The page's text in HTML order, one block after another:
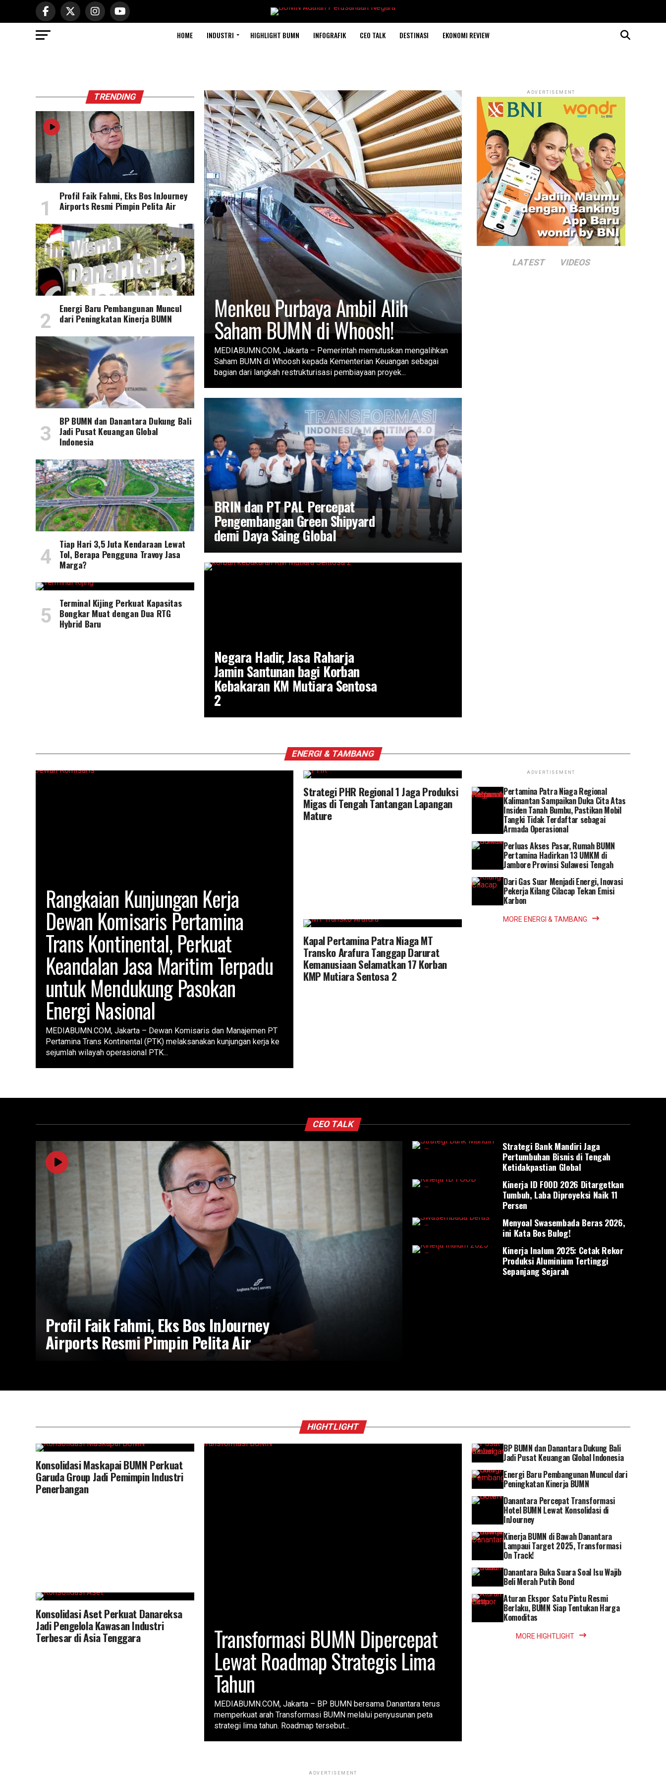
HOME INDUSTRI HIGHLIGHT BUMN INFOGRAFIK CEO TALK DESTINASI EKONOMI REVIEW
Menkeu Purbaya Ambil Alih
Saham BUMN di Whoosh!
MEDIABUMN.COM, Jakarta – Pemerintah memutuskan mengalihkan
Saham BUMN di Whoosh kepada Kementerian Keuangan sebagai
bagian dari langkah restrukturisasi pembiayaan proyek...
BRIN dan PT PAL Percepat
Pengembangan Green Shipyard
demi Daya Saing Global
Negara Hadir, Jasa Raharja
Jamin Santunan bagi Korban
Kebakaran KM Mutiara Sentosa
2
TRENDING
Profil Faik Fahmi, Eks Bos InJourney
Airports Resmi Pimpin Pelita Air
Energi Baru Pembangunan Muncul
dari Peningkatan Kinerja BUMN
BP BUMN dan Danantara Dukung Bali
Jadi Pusat Keuangan Global
Indonesia
Tiap Hari 3,5 Juta Kendaraan Lewat
Tol, Berapa Pengguna Travoy Jasa
Marga?
Terminal Kijing Perkuat Kapasitas
Bongkar Muat dengan Dua RTG
Hybrid Baru
ADVERTISEMENT
LATEST VIDEOS
ENERGI & TAMBANG
Rangkaian Kunjungan Kerja
Dewan Komisaris Pertamina
Trans Kontinental, Perkuat
Keandalan Jasa Maritim Terpadu
untuk Mendukung Pasokan
Energi Nasional
MEDIABUMN.COM, Jakarta – Dewan Komisaris dan Manajemen PT
Pertamina Trans Kontinental (PTK) melaksanakan kunjungan kerja ke
sejumlah wilayah operasional PTK...
Strategi PHR Regional 1 Jaga Produksi
Migas di Tengah Tantangan Lapangan
Mature
Kapal Pertamina Patra Niaga MT
Transko Arafura Tanggap Darurat
Kemanusiaan Selamatkan 17 Korban
KMP Mutiara Sentosa 2
ADVERTISEMENT
Pertamina Patra Niaga Regional
Kalimantan Sampaikan Duka Cita Atas
Insiden Tanah Bumbu, Pastikan Mobil
Tangki Tidak Terdaftar sebagai
Armada Operasional
Perluas Akses Pasar, Rumah BUMN
Pertamina Hadirkan 13 UMKM di
Jambore Provinsi Sulawesi Tengah
Dari Gas Suar Menjadi Energi, Inovasi
Pekerja Kilang Cilacap Tekan Emisi
Karbon
MORE ENERGI & TAMBANG
CEO TALK
Profil Faik Fahmi, Eks Bos InJourney
Airports Resmi Pimpin Pelita Air
Strategi Bank Mandiri Jaga
Pertumbuhan Bisnis di Tengah
Ketidakpastian Global
Kinerja ID FOOD 2026 Ditargetkan
Tumbuh, Laba Diproyeksi Naik 11
Persen
Menyoal Swasembada Beras 2026,
ini Kata Bos Bulog!
Kinerja Inalum 2025: Cetak Rekor
Produksi Aluminium Tertinggi
Sepanjang Sejarah
HIGHTLIGHT
Transformasi BUMN Dipercepat
Lewat Roadmap Strategis Lima
Tahun
MEDIABUMN.COM, Jakarta – BP BUMN bersama Danantara terus
memperkuat arah Transformasi BUMN melalui penyusunan peta
strategi lima tahun. Roadmap tersebut...
Konsolidasi Maskapai BUMN Perkuat
Garuda Group Jadi Pemimpin Industri
Penerbangan
Konsolidasi Aset Perkuat Danareksa
Jadi Pengelola Kawasan Industri
Terbesar di Asia Tenggara
BP BUMN dan Danantara Dukung Bali
Jadi Pusat Keuangan Global Indonesia
Energi Baru Pembangunan Muncul dari
Peningkatan Kinerja BUMN
Danantara Percepat Transformasi
Hotel BUMN Lewat Konsolidasi di
InJourney
Kinerja BUMN di Bawah Danantara
Lampaui Target 2025, Transformasi
On Track!
Danantara Buka Suara Soal Isu Wajib
Beli Merah Putih Bond
Aturan Ekspor Satu Pintu Resmi
Berlaku, BUMN Siap Tentukan Harga
Komoditas
MORE HIGHTLIGHT
ADVERTISEMENT